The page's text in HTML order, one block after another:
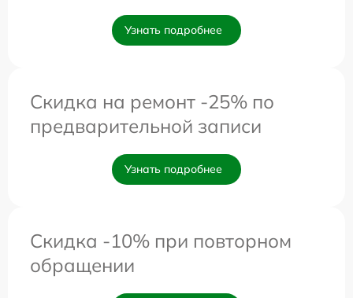
Узнать подробнее
Скидка на ремонт -25% по
предварительной записи
Узнать подробнее
Скидка -10% при повторном
обращении